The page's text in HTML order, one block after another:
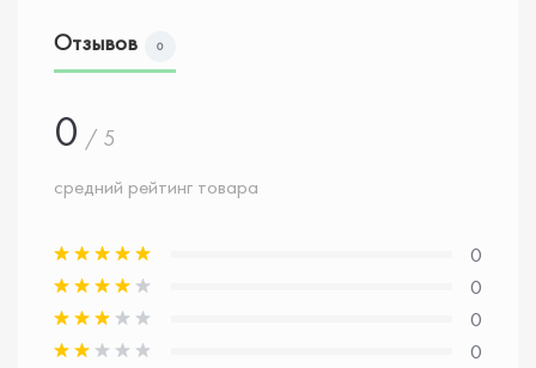
Отзывов 0
0 / 5
средний рейтинг товара
0
0
0
0